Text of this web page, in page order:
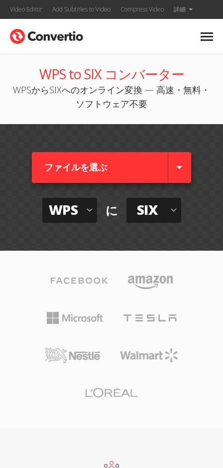
Video Editor Add Subtitles to Video Compress Video 詳細
WPS to SIX コンバーター
WPSからSIXへのオンライン変換 — 高速・無料・
ソフトウェア不要
ファイルを選ぶ
WPS に SIX